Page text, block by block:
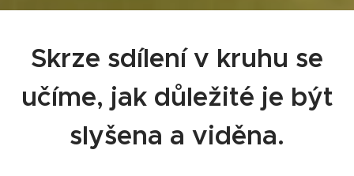
Skrze sdílení v kruhu se
učíme, jak důležité je být
slyšena a viděna.